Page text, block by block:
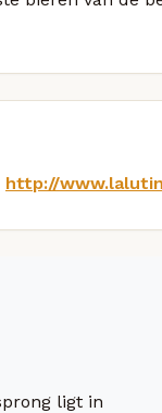
http://
ligt in